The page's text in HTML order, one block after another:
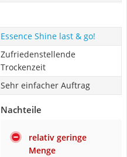
Essence Shine last & go!
Zufriedenstellende
Trockenzeit
Sehr einfacher Auftrag
Nachteile
relativ geringe
Menge